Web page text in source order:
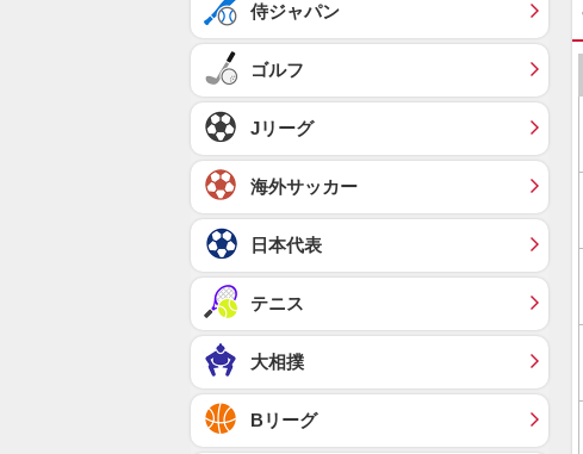
侍ジャパン
ゴルフ
Jリーグ
海外サッカー
日本代表
テニス
大相撲
Bリーグ